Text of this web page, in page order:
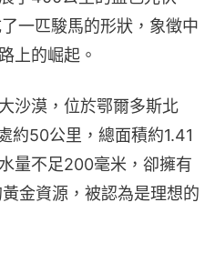
一匹駿馬的形狀，象徵中
上的崛起。
沙漠，位於鄂爾多斯北
約50公里，總面積約1.41
量不足200毫米，卻擁有
金資源，被認為是理想的